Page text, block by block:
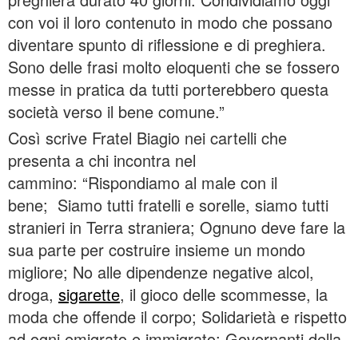
con voi il loro contenuto in modo che possano
diventare spunto di riflessione e di preghiera.
Sono delle frasi molto eloquenti che se fossero
messe in pratica da tutti porterebbero questa
società verso il bene comune.”
Così scrive Fratel Biagio nei cartelli che
presenta a chi incontra nel
cammino: “Rispondiamo al male con il
bene; Siamo tutti fratelli e sorelle, siamo tutti
stranieri in Terra straniera; Ognuno deve fare la
sua parte per costruire insieme un mondo
migliore; No alle dipendenze negative alcol,
droga, sigarette, il gioco delle scommesse, la
moda che offende il corpo; Solidarietà e rispetto